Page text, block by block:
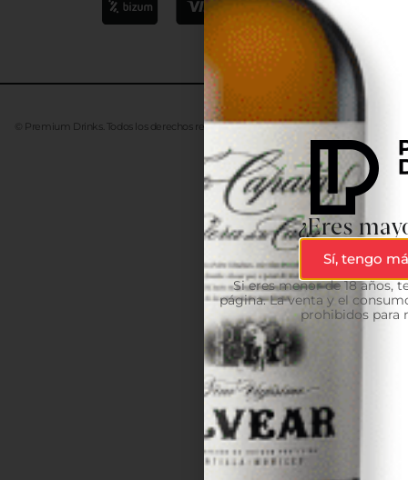
© Premium Drinks. Todos los derechos reservados. DesarrolladoAdvanze
¿Eres
Sí, tengo
Si eres menor de 18 años,
página. La venta y el
prohibidos para